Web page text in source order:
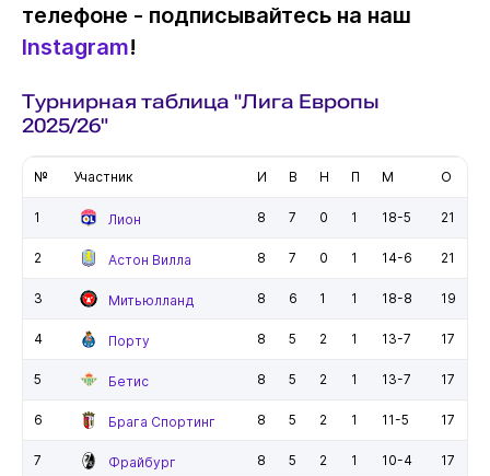
телефоне - подписывайтесь на наш
Instagram!
Турнирная таблица "Лига Европы
2025/26"
№ Участник И В Н П М О
1 Лион 8 7 0 1 18-5 21
2 Астон Вилла 8 7 0 1 14-6 21
3 Митьюлланд 8 6 1 1 18-8 19
4 Порту 8 5 2 1 13-7 17
5 Бетис 8 5 2 1 13-7 17
6 Брага Спортинг 8 5 2 1 11-5 17
7 Фрайбург 8 5 2 1 10-4 17